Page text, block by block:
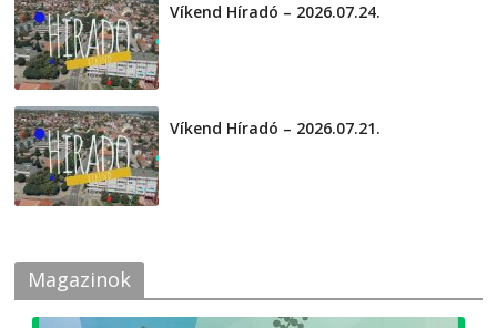
Víkend Híradó – 2026.07.24.
Víkend Híradó – 2026.07.21.
Magazinok